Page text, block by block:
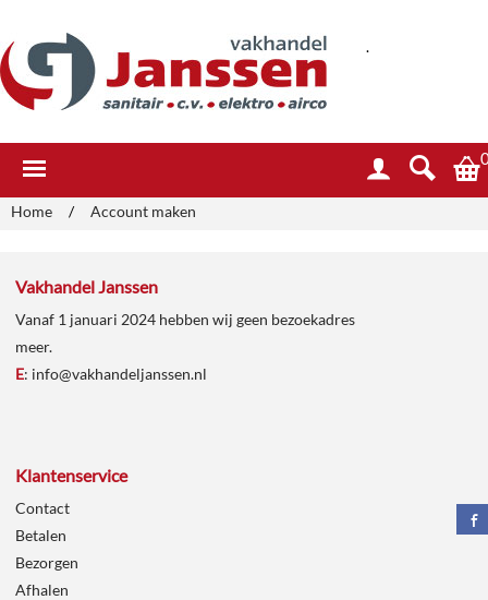
.
Home / Account maken
Vakhandel Janssen
Vanaf 1 januari 2024 hebben wij geen bezoekadres
meer.
E: info@vakhandeljanssen.nl
Klantenservice
Contact
Betalen
Bezorgen
Afhalen